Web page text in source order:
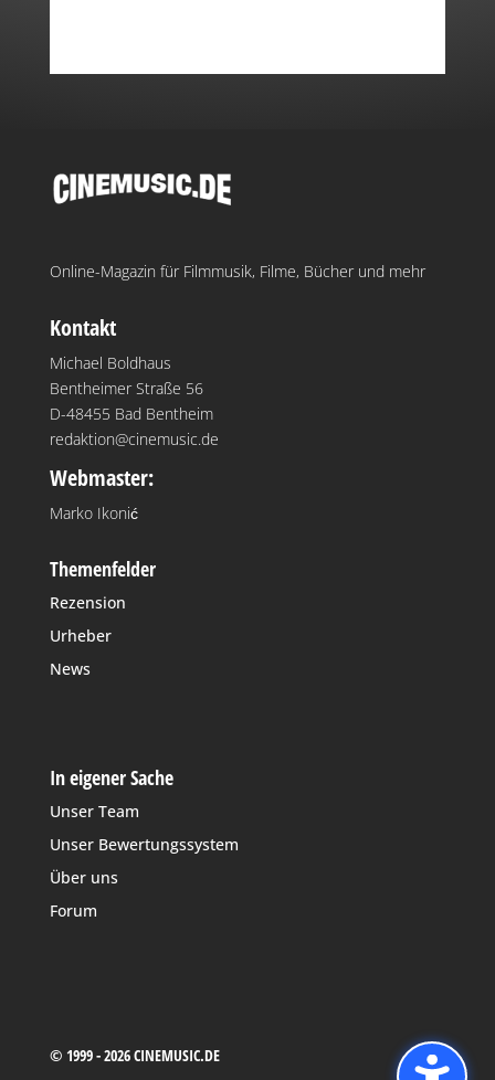
Online-Magazin für Filmmusik, Filme, Bücher und mehr
Kontakt
Michael Boldhaus
Bentheimer Straße 56
D-48455 Bad Bentheim
redaktion@cinemusic.de
Webmaster:
Marko Ikonić
Themenfelder
Rezension
Urheber
News
In eigener Sache
Unser Team
Unser Bewertungssystem
Über uns
Forum
© 1999 - 2026 CINEMUSIC.DE